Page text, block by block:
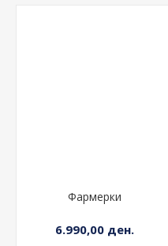
Фармерки
6.990,00 ден.